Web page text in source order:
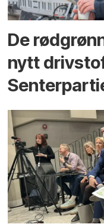
De
nytt